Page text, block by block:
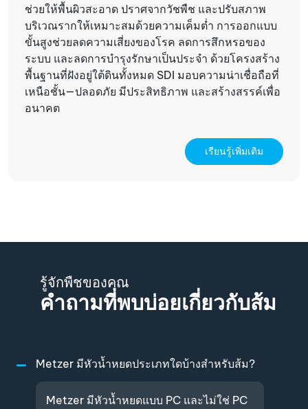
ช่วยให้พื้นผิวสะอาด ปราศจากวัชพืช และปรับสภาพ
บริเวณรากให้เหมาะสมด้วยความเค็มต่ำ การออกแบบ
ขั้นสูงช่วยลดความเสี่ยงของโรค ลดการสึกหรอของ
ระบบ และลดการบำรุงรักษาเป็นประจำ ด้วยโครงสร้าง
พื้นฐานที่ฝังอยู่ใต้ดินทั้งหมด SDI มอบความน่าเชื่อถือที่
เหนือชั้น—ปลอดภัย มีประสิทธิภาพ และสร้างสรรค์เพื่อ
อนาคต
เรียนรู้เพิ่มเติม
รู้จักพืชของคุณ
คำถามที่พบบ่อยเกี่ยวกับส้ม
Metzer มีหัวน้ำหยดประเภทใดบ้างสำหรับส้ม?
Metzer มีหัวน้ำหยดแบบ PC และไม่ใช่ PC